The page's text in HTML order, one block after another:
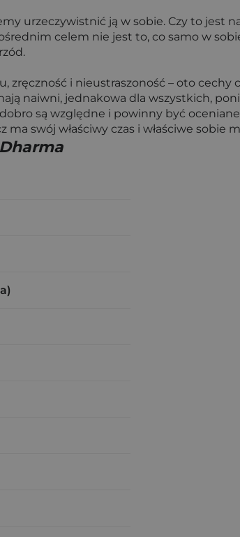
urzeczywistnić ją w sobie. Czy to jest
celem nie jest to, co samo w
zręczność i nieustraszoność – oto cechy
naiwni, jednakowa dla wszystkich,
dobro są względne i powinny być
swój właściwy czas i właściwe sobie
Dharma